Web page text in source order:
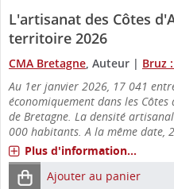
L'artisanat des Côtes
territoire 2026
CMA Bretagne , Auteur | Bruz
Au 1er janvier 2026, 17 041
économiquement dans les
de Bretagne. La densité
000 habitants. A la même date,
Plus d'information...
Ajouter au panier